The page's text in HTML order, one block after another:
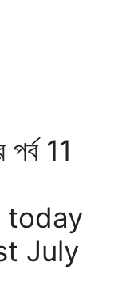
11
today
July